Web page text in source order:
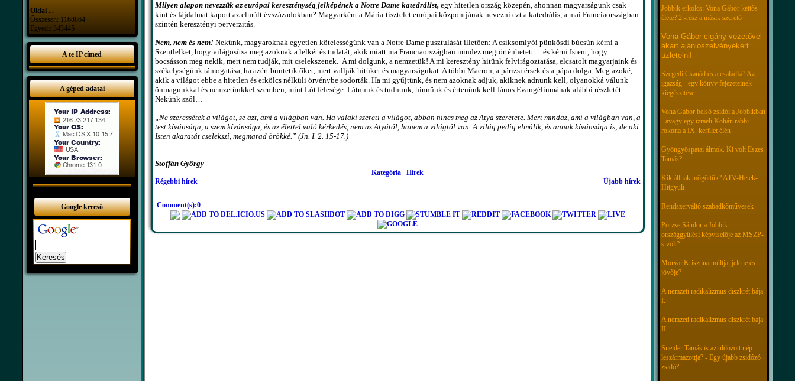
Oldal ...
Összesen: 1168864
Egyedi: 343445
A te IP címed
A géped adatai
Google kereső
Milyen alapon nevezzük az európai kereszténység jelképének a Notre Dame katedrálist,egy hitetlen ország közepén, ahonnan magyarságunk csak
kínt és fájdalmat kapott az elmúlt évszázadokban? Magyarként a Mária-tisztelet európai központjának nevezni ezt a katedrális, a mai Franciaországban
szintén keresztényi perverzitás.
Nem, nem és nem!Nekünk, magyaroknak egyetlen kötelességünk van a Notre Dame pusztulását illetően: A csíksomlyói pünkösdi búcsún kérni a
Szentlelket, hogy világosítsa meg azoknak a lelkét és tudatát, akik miatt ma Franciaországban mindez megtörténhetett… és kérni Istent, hogy
bocsásson meg nekik, mert nem tudják, mit cselekszenek. A mi dolgunk, a nemzetük! A mi keresztény hitünk felvirágoztatása, elcsatolt magyarjaink és
székelységünk támogatása, ha azért büntetik őket, mert vallják hitüket és magyarságukat. A többi Macron, a párizsi érsek és a pápa dolga. Meg azoké,
akik a világot ebbe a hitetlen és erkölcs nélküli örvénybe sodorták. Ha mi gyűjtünk, és nem azoknak adjuk, akiknek adnunk kell, olyanokká válunk
önmagunkkal és nemzetünkkel szemben, mint Lót felesége. Látnunk és tudnunk, hinnünk és értenünk kell János Evangéliumának alábbi részletét.
Nekünk szól…
„Ne szeressétek a világot, se azt, ami a világban van. Ha valaki szereti a világot, abban nincs meg az Atya szeretete. Mert mindaz, ami a világban van, a
test kívánsága, a szem kívánsága, és az élettel való kérkedés, nem az Atyától, hanem a világtól van. A világ pedig elmúlik, és annak kívánsága is; de aki
Isten akaratát cselekszi, megmarad örökké.” (Jn. I. 2. 15-17.)
Stoffán György
Kategória
Hírek
Régebbi hírek
Újabb hírek
Comment(s):0
Jobbik erkölcs: Vona Gábor kettős
élete? 2.-rész a másik szerető
Vona Gábor cigány vezetővel
akart ajánlószelvényekért
üzletelni!
Szegedi Csanád és a családfa? Az
igazság - egy könyv fejezeteinek
kiegészítése
Vona Gábor belső zsidói a Jobbikban
- avagy egy izraeli Kohán rabbi
rokona a IX. kerület élén
Gyöngyöspatai álmok. Ki volt Eszes
Tamás?
Kik állnak mögöttük? ATV-Hetek-
Hitgyüli
Rendszerváltó szabadkőművesek
Pörzse Sándor a Jobbik
országgyűlési képviselője az MSZP-
s volt?
Morvai Krisztina múltja, jelene és
jövője?
A nemzeti radikalizmus diszkrét bája
I.
A nemzeti radikalizmus diszkrét bája
II.
Sneider Tamás is az üldözött nép
leszármazottja? - Egy újabb zsidózó
zsidó?